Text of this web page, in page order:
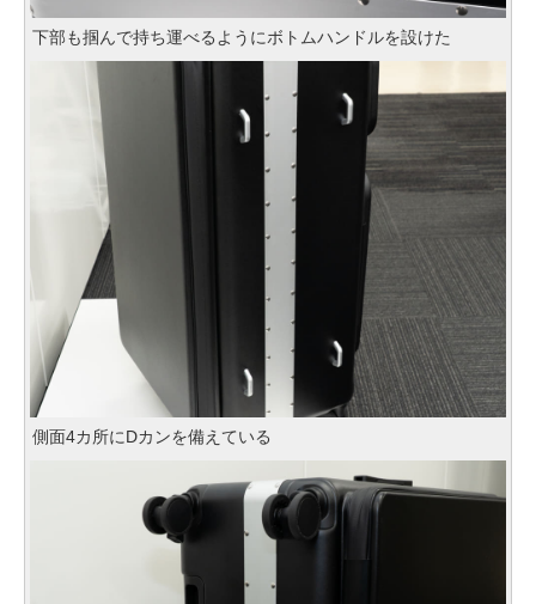
下部も掴んで持ち運べるようにボトムハンドルを設けた
側面4カ所にDカンを備えている